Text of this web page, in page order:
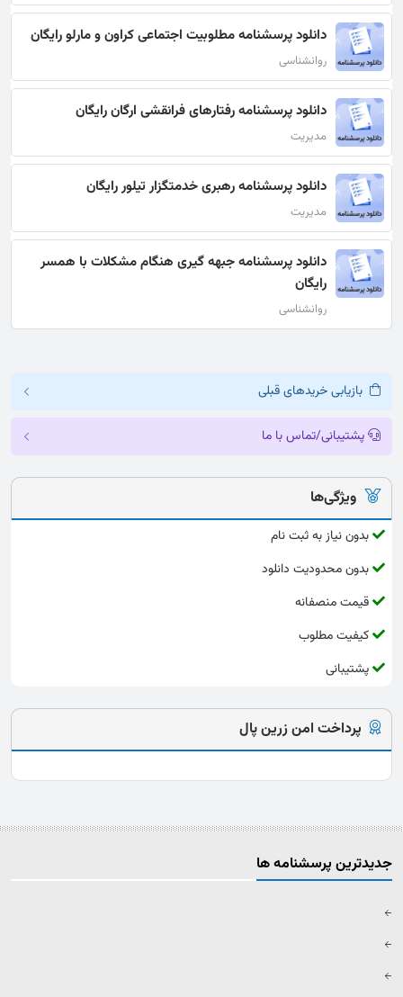
دانلود پرسشنامه مطلوبیت اجتماعی کراون و مارلو رایگان
روانشناسی
دانلود پرسشنامه رفتارهای فرانقشی ارگان رایگان
مدیریت
دانلود پرسشنامه رهبری خدمتگزار تیلور رایگان
مدیریت
دانلود پرسشنامه جبهه گیری هنگام مشکلات با همسر
رایگان
روانشناسی
بازیابی خریدهای قبلی
پشتیبانی/تماس با ما
ویژگی‌ها
بدون نیاز به ثبت نام
بدون محدودیت دانلود
قیمت منصفانه
کیفیت مطلوب
پشتیبانی
پرداخت امن زرین پال
جدیدترین پرسشنامه ها